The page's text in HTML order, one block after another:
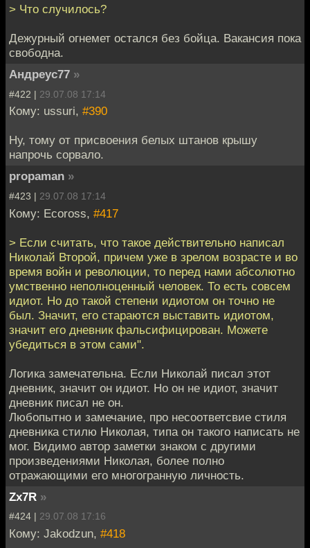
> Что случилось?
Дежурный огнемет остался без бойца. Вакансия пока
свободна.
Андреус77 »
#422 | 29.07.08 17:14
Кому: ussuri, #390
Ну, тому от присвоения белых штанов крышу
напрочь сорвало.
propaman »
#423 | 29.07.08 17:14
Кому: Ecoross, #417
> Если считать, что такое действительно написал
Николай Второй, причем уже в зрелом возрасте и во
время войн и революции, то перед нами абсолютно
умственно неполноценный человек. То есть совсем
идиот. Но до такой степени идиотом он точно не
был. Значит, его стараются выставить идиотом,
значит его дневник фальсифицирован. Можете
убедиться в этом сами".
Логика замечательна. Если Николай писал этот
дневник, значит он идиот. Но он не идиот, значит
дневник писал не он.
Любопытно и замечание, про несоответсвие стиля
дневника стилю Николая, типа он такого написать не
мог. Видимо автор заметки знаком с другими
произведениями Николая, более полно
отражающими его многогранную личность.
Zx7R »
#424 | 29.07.08 17:16
Кому: Jakodzun, #418